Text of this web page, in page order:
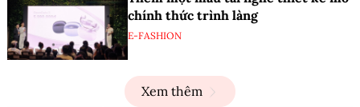
chính thức trình làng
E-FASHION
Xem thêm